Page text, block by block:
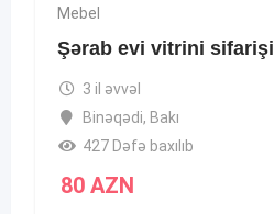
Mebel
Şərab evi vitrini sifarişi
3 il əvvəl
Binəqədi, Bakı
427 Dəfə baxılıb
80 AZN